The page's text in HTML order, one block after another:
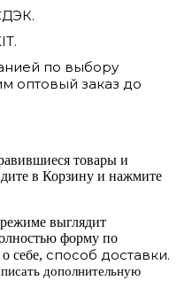
по выбору
оптовый заказ до
товары и
в Корзину и нажмите
выглядит
форму по
себе, способ доставки.
дополнительную